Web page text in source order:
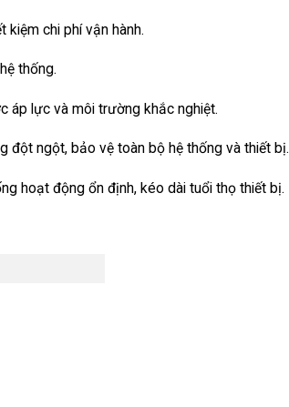
chi phí vận hành.
thống.
áp lực và môi trường khắc nghiệt.
đột ngột, bảo vệ toàn bộ hệ thống và thiết bị.
hoạt động ổn định, kéo dài tuổi thọ thiết bị.